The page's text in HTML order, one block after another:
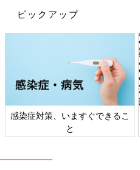
ピックアップ
感染症対策、いますぐできるこ
と